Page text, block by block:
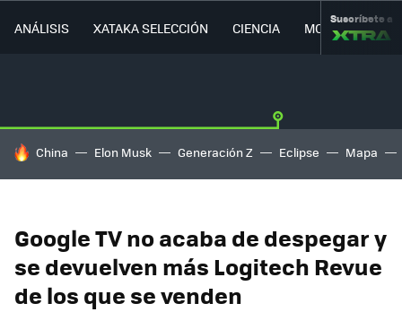
ANÁLISIS XATAKA SELECCIÓN CIENCIA MOVILIDAD
Suscríbete a
HOY SE HABLA DE
China Elon Musk Generación Z Eclipse Mapa
Google TV no acaba de despegar y
se devuelven más Logitech Revue
de los que se venden